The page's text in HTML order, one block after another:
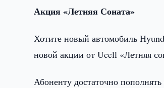
Акция «Летняя Соната»
Хотите новый автомобиль
новой акции от Ucell «Летняя
Абоненту достаточно